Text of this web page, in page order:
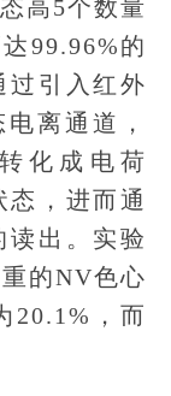
高5个数量
99.96%的
过引入红外
离通道，
化成电荷
态，进而通
读出。实验
的NV色心
20.1%，而